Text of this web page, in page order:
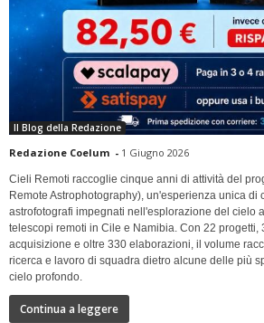
Il Blog della Redazione
Redazione Coelum - 1 Giugno 2026
Cieli Remoti raccoglie cinque anni di attività del
Remote Astrophotography), un'esperienza unica di
astrofotografi impegnati nell'esplorazione del cielo
telescopi remoti in Cile e Namibia. Con 22 progetti,
acquisizione e oltre 330 elaborazioni, il volume
ricerca e lavoro di squadra dietro alcune delle più
cielo profondo.
Continua a leggere